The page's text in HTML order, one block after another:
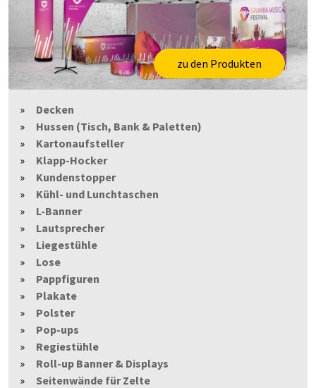
zu den Produkten
Decken
Hussen (Tisch, Bank & Paletten)
Kartonaufsteller
Klapp-Hocker
Kundenstopper
Kühl- und Lunchtaschen
L-Banner
Lautsprecher
Liegestühle
Lose
Pappfiguren
Plakate
Polster
Pop-ups
Regiestühle
Roll-up Banner & Displays
Seitenwände für Zelte